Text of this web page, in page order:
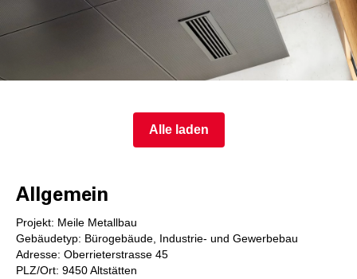
Alle laden
Allgemein
Projekt: Meile Metallbau
Gebäudetyp: Bürogebäude, Industrie- und Gewerbebau
Adresse: Oberrieterstrasse 45
PLZ/Ort: 9450 Altstätten